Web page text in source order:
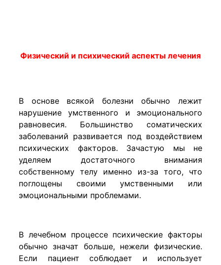
Физический и психический аспекты лечения
В основе всякой болезни обычно лежит
нарушение умственного и эмоционального
равновесия. Большинство соматических
заболеваний развивается под воздействием
психических факторов. Зачастую мы не
уделяем достаточного внимания
собственному телу именно из-за того, что
поглощены своими умственными или
эмоциональными проблемами.
В лечебном процессе психические факторы
обычно значат больше, нежели физические.
Если пациент соблюдает и использует